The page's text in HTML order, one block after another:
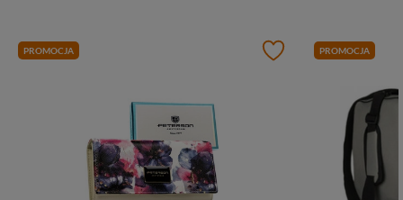
PROMOCJA PROMOCJA